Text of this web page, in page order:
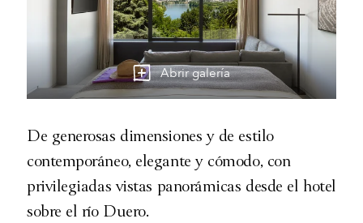
Abrir galería
De generosas dimensiones y de estilo
contemporáneo, elegante y cómodo, con
privilegiadas vistas panorámicas desde el hotel
sobre el río Duero.